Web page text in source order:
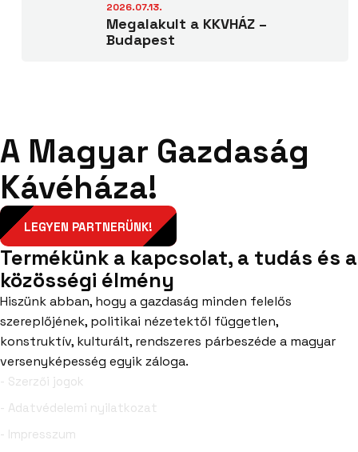
2026.07.13.
Megalakult a KKVHÁZ –
Budapest
A Magyar Gazdaság
Kávéháza!
LEGYEN PARTNERÜNK!
Termékünk a kapcsolat, a tudás és a
közösségi élmény
Hiszünk abban, hogy a gazdaság minden felelős
szereplőjének, politikai nézetektől független,
konstruktív, kulturált, rendszeres párbeszéde a magyar
versenyképesség egyik záloga.
- Szerzői jogok
- Adatvédelemi nyilatkozat
- Impresszum